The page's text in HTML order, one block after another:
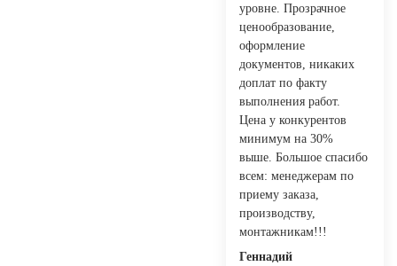
уровне. Прозрачное
ценообразование,
оформление
документов, никаких
доплат по факту
выполнения работ.
Цена у конкурентов
минимум на 30%
выше. Большое спасибо
всем: менеджерам по
приему заказа,
производству,
монтажникам!!!
Геннадий